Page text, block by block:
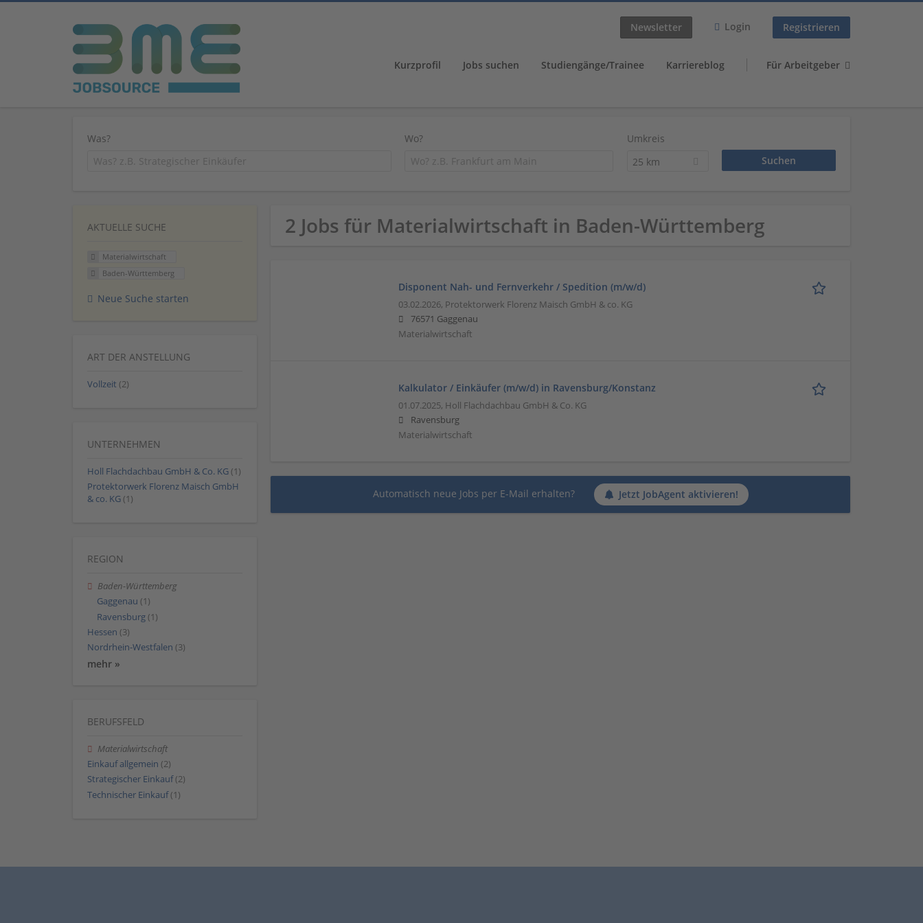
Newsletter Login Registrieren
Kurzprofil Jobs suchen Studiengänge/Trainee Karriereblog Für Arbeitgeber
Was? Wo?
Umkreis
25 km
2 Jobs für Materialwirtschaft in Baden-Württemberg
Disponent Nah- und Fernverkehr / Spedition (m/w/d)
03.02.2026, Protektorwerk Florenz Maisch GmbH & co. KG
76571 Gaggenau
Materialwirtschaft
Kalkulator / Einkäufer (m/w/d) in Ravensburg/Konstanz
01.07.2025, Holl Flachdachbau GmbH & Co. KG
Ravensburg
Materialwirtschaft
Automatisch neue Jobs per E-Mail erhalten? Jetzt JobAgent aktivieren!
AKTUELLE SUCHE
Materialwirtschaft
Baden-Württemberg
Neue Suche starten
ART DER ANSTELLUNG
Vollzeit (2)
UNTERNEHMEN
Holl Flachdachbau GmbH & Co. KG (1)
Protektorwerk Florenz Maisch GmbH
& co. KG (1)
REGION
Baden-Württemberg
Gaggenau (1)
Ravensburg (1)
Hessen (3)
Nordrhein-Westfalen (3)
mehr »
BERUFSFELD
Materialwirtschaft
Einkauf allgemein (2)
Strategischer Einkauf (2)
Technischer Einkauf (1)